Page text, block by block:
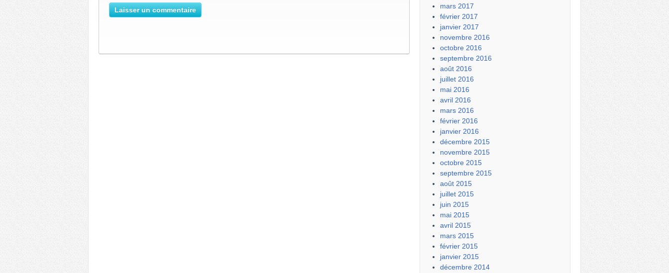
mars 2017
février 2017
janvier 2017
novembre 2016
octobre 2016
septembre 2016
août 2016
juillet 2016
mai 2016
avril 2016
mars 2016
février 2016
janvier 2016
décembre 2015
novembre 2015
octobre 2015
septembre 2015
août 2015
juillet 2015
juin 2015
mai 2015
avril 2015
mars 2015
février 2015
janvier 2015
décembre 2014